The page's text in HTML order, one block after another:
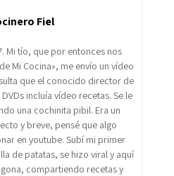
Fiel
Mi tío, que por entonces nos
Mi Cocina», me envío un vídeo
que el conocido director de
incluía vídeo recetas. Se le
una cochinita pibil. Era un
y breve, pensé que algo
en youtube. Subí mi primer
de patatas, se hizo viral y aquí
compartiendo recetas y